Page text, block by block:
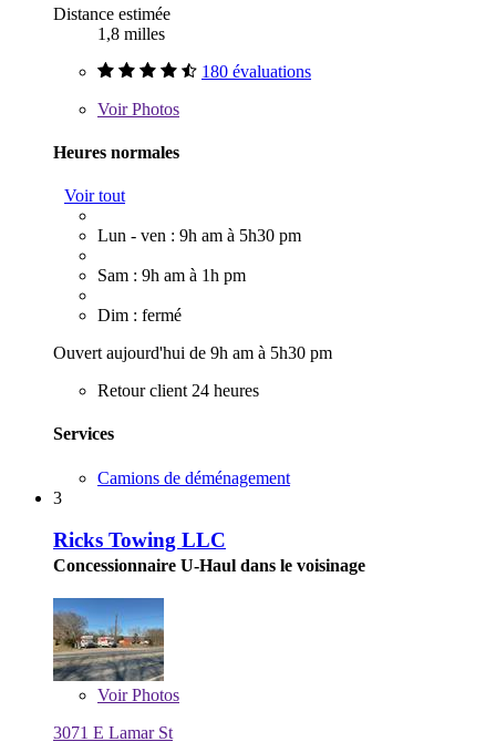
Distance estimée
1,8 milles
180 évaluations
VoirPhotos
Heures normales
Voir tout
Lun - ven : 9h am à 5h30 pm
Sam : 9h am à 1h pm
Dim : fermé
Ouvert aujourd'hui de 9h am à 5h30 pm
Retour client 24 heures
Services
Camions de déménagement
3
Ricks Towing LLC
Concessionnaire U-Haul dans le voisinage
VoirPhotos
3071 E Lamar St